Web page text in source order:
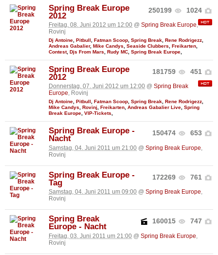
250199 1024
Spring Break Europe
2012
Freitag, 08. Juni 2012 um 12:00 @ Spring Break Europe,
Rovinj
Dj Antoine Pitbull Fatman Scoop Spring Break Rene Rodrigezz
Andreas Gabalier, Mike Candys Seaside Clubbers Freikarten
Contest, Djs From Mars Rudy MC Spring Break Europe
181759 451
Spring Break Europe
2012
Donnerstag, 07. Juni 2012 um 12:00 @ Spring Break
Europe, Rovinj
Dj Antoine, Pitbull , Fatman Scoop, Spring Break, Rene Rodrigezz,
Mike Candys, Rovinj, Freikarten, Andreas Gabalier Live, Spring
Break Europe, VIP-Tickets,
150474 653
Spring Break Europe -
Nacht
Samstag, 04. Juni 2011 um 21:00 @ Spring Break Europe
Rovinj
172269 761
Spring Break Europe -
Tag
Samstag, 04. Juni 2011 um 09:00 @ Spring Break Europe,
Rovinj
160015 747
Spring Break
Europe - Nacht
Freitag, 03. Juni 2011 um 21:00 @ Spring Break Europe
Rovinj